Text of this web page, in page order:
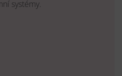
systémy.